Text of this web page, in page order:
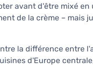
avant d'être mixé
de la crème – mais
la différence entre
d'Europe